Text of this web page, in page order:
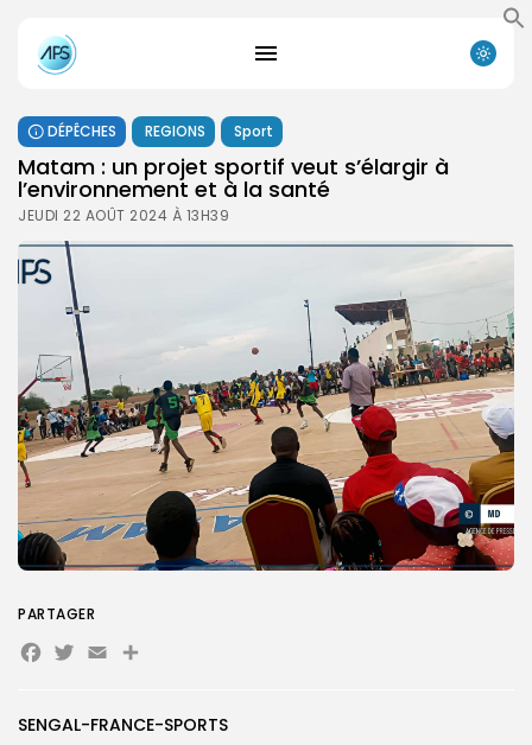
Search
DÉPÊCHES REGIONS Sport
Matam : un projet sportif veut s’élargir à
l’environnement et à la santé
JEUDI 22 AOÛT 2024 À 13H39
SENGAL-FRANCE-SPORTS
PARTAGER
Facebook
Twitter
Email